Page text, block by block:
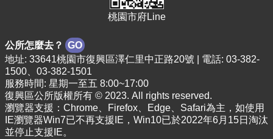
桃園市府Line
公所怎麼去？ GO
地址: 33641桃園市復興區澤仁里中正路20號 | 電話: 03-382-
1500、03-382-1501
服務時間: 星期一至五 8:00~17:00
復興區公所版權所有 © 2023. All rights reserved.
瀏覽器支援：Chrome、Firefox、Edge、Safari為主，如使用
IE瀏覽器Win7已不再支援IE，Win10已於2022年6月15日淘汰
並停止支援IE。